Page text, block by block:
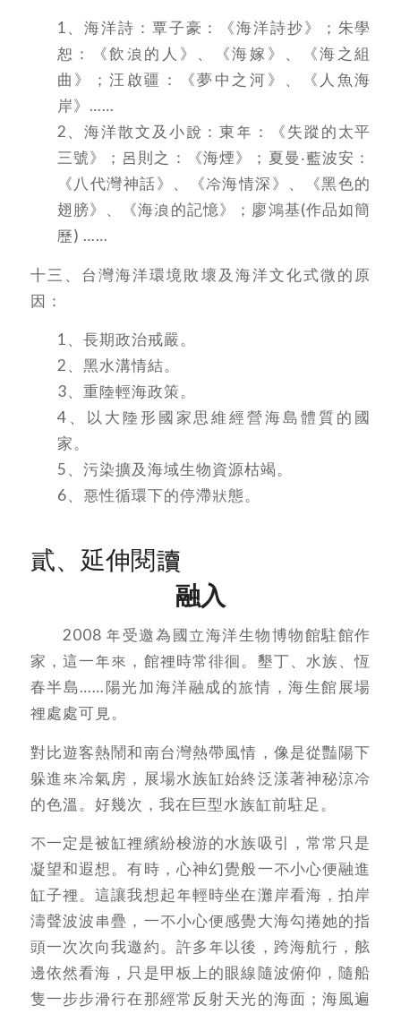
1、海洋詩：覃子豪：《海洋詩抄》；朱學
恕：《飲浪的人》、《海嫁》、《海之組
曲》；汪啟疆：《夢中之河》、《人魚海
岸》……
2、海洋散文及小說：東年：《失蹤的太平
三號》；呂則之：《海煙》；夏曼‧藍波安：
《八代灣神話》、《冷海情深》、《黑色的
翅膀》、《海浪的記憶》；廖鴻基(作品如簡
歷) ……
十三、台灣海洋環境敗壞及海洋文化式微的原
因：
1、長期政治戒嚴。
2、黑水溝情結。
3、重陸輕海政策。
4、以大陸形國家思維經營海島體質的國
家。
5、污染擴及海域生物資源枯竭。
6、惡性循環下的停滯狀態。
貳、延伸閱讀
融入
2008 年受邀為國立海洋生物博物館駐館作
家，這一年來，館裡時常徘徊。墾丁、水族、恆
春半島……陽光加海洋融成的旅情，海生館展場
裡處處可見。
對比遊客熱鬧和南台灣熱帶風情，像是從豔陽下
躲進來冷氣房，展場水族缸始終泛漾著神秘涼冷
的色溫。好幾次，我在巨型水族缸前駐足。
不一定是被缸裡繽紛梭游的水族吸引，常常只是
凝望和遐想。有時，心神幻覺般一不小心便融進
缸子裡。這讓我想起年輕時坐在灘岸看海，拍岸
濤聲波波串疊，一不小心便感覺大海勾捲她的指
頭一次次向我邀約。許多年以後，跨海航行，舷
邊依然看海，只是甲板上的眼線隨波俯仰，隨船
隻一步步滑行在那經常反射天光的海面；海風遍